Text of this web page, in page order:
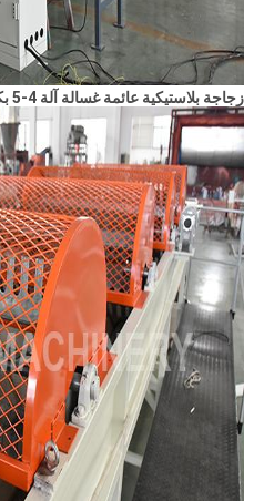
زجاجة بلاستيكية عائمة غسالة آلة 4-5 بكرات تعتمد على قدرة الآلات.